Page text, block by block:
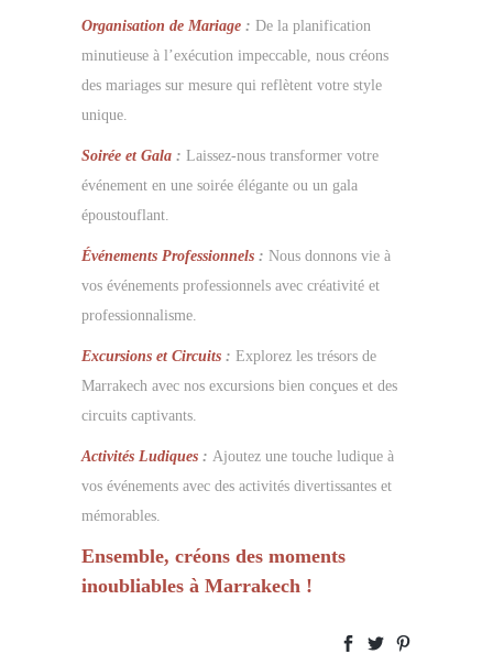
Organisation de Mariage : De la planification
minutieuse à l’exécution impeccable, nous créons
des mariages sur mesure qui reflètent votre style
unique.
Soirée et Gala : Laissez-nous transformer votre
événement en une soirée élégante ou un gala
époustouflant.
Événements Professionnels : Nous donnons vie à
vos événements professionnels avec créativité et
professionnalisme.
Excursions et Circuits : Explorez les trésors de
Marrakech avec nos excursions bien conçues et des
circuits captivants.
Activités Ludiques : Ajoutez une touche ludique à
vos événements avec des activités divertissantes et
mémorables.
Ensemble, créons des moments
inoubliables à Marrakech !